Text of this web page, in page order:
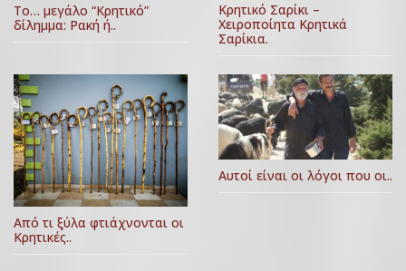
Το… μεγάλο “Κρητικό”
δίλημμα: Ρακή ή..
Κρητικό Σαρίκι –
Χειροποίητα Κρητικά
Σαρίκια.
Από τι ξύλα φτιάχνονται οι
Κρητικές..
Αυτοί είναι οι λόγοι που οι..